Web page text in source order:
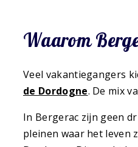
Waarom
Veel vakantiegangers
de Dordogne. De mix
In Bergerac zijn geen
pleinen waar het leven